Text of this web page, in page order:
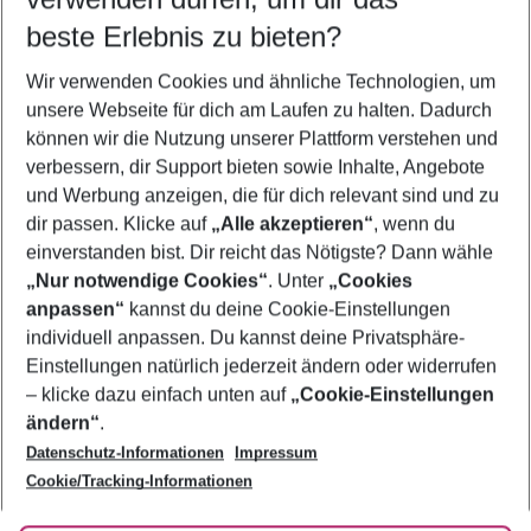
5-8 Nächte
2 Erwachsene Keine Kinder
Mehr Filter anzeigen
Footer
Footer navigation
Über uns
AGB
Bestpreisgarantie
Cookie-Einstellungen ändern
Cookie-Richtlinie
Agenturbetreuung
Barrierefreies Reisen
Folge uns
beste Erlebnis zu bieten?
Wir verwenden Cookies und ähnliche Technologien, um
unsere Webseite für dich am Laufen zu halten. Dadurch
können wir die Nutzung unserer Plattform verstehen und
verbessern, dir Support bieten sowie Inhalte, Angebote
und Werbung anzeigen, die für dich relevant sind und zu
dir passen. Klicke auf „Alle akzeptieren“, wenn du
einverstanden bist. Dir reicht das Nötigste? Dann wähle
„Nur notwendige Cookies“. Unter „Cookies
anpassen“ kannst du deine Cookie-Einstellungen
individuell anpassen. Du kannst deine Privatsphäre-
Einstellungen natürlich jederzeit ändern oder widerrufen
– klicke dazu einfach unten auf „Cookie-Einstellungen
ändern“.
Datenschutz-Informationen
Impressum
Cookie/Tracking-Informationen